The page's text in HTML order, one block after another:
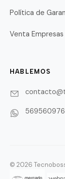
Política de
Venta Empresas
HABLEMOS
© 2026